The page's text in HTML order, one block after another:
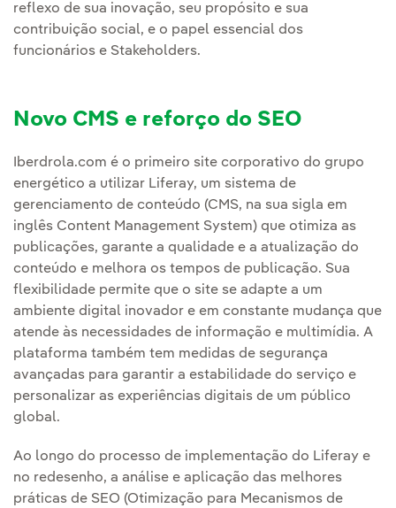
reflexo de sua inovação, seu propósito e sua
contribuição social, e o papel essencial dos
funcionários e Stakeholders.
Novo CMS e reforço do SEO
Iberdrola.com é o primeiro site corporativo do grupo
energético a utilizar Liferay, um sistema de
gerenciamento de conteúdo (CMS, na sua sigla em
inglês Content Management System) que otimiza as
publicações, garante a qualidade e a atualização do
conteúdo e melhora os tempos de publicação. Sua
flexibilidade permite que o site se adapte a um
ambiente digital inovador e em constante mudança que
atende às necessidades de informação e multimídia. A
plataforma também tem medidas de segurança
avançadas para garantir a estabilidade do serviço e
personalizar as experiências digitais de um público
global.
Ao longo do processo de implementação do Liferay e
no redesenho, a análise e aplicação das melhores
práticas de SEO (Otimização para Mecanismos de